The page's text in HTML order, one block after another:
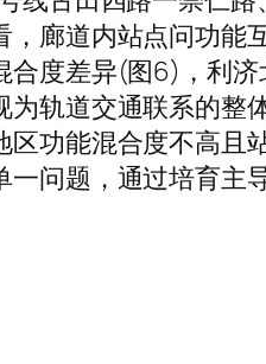
，廊道内站点问功
合度差异(图6)，利
为轨道交通联系的整
区功能混合度不高且
问题，通过培育主